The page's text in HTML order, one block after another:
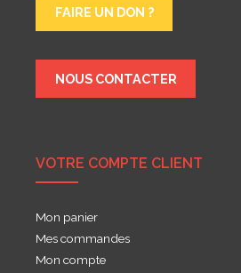
FAIRE UN DON ?
NOUS CONTACTER
VOTRE COMPTE CLIENT
Mon panier
Mes commandes
Mon compte